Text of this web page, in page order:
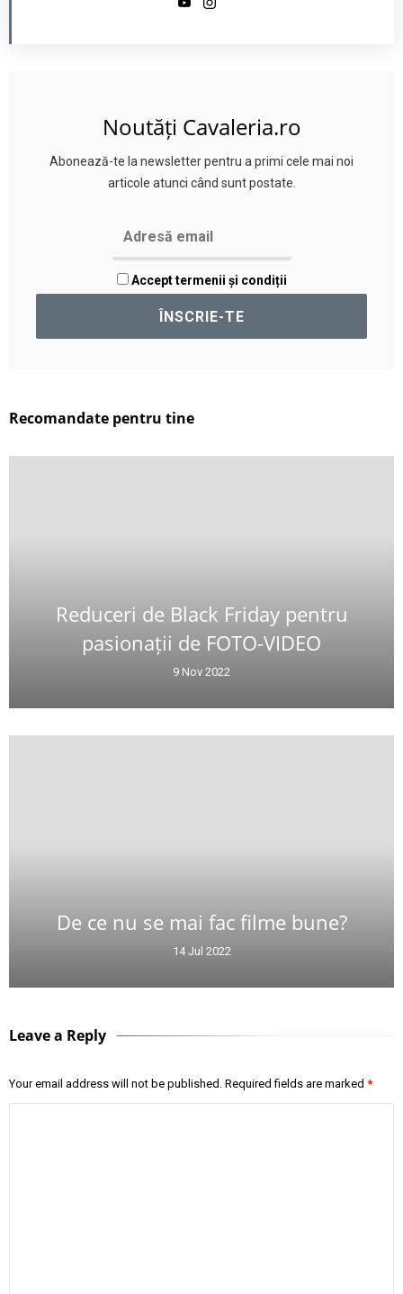
Noutăți Cavaleria.ro
Abonează-te la newsletter pentru a primi cele mai noi
articole atunci când sunt postate.
Accept termenii și condiții
Recomandate pentru tine
Reduceri de Black Friday pentru
pasionații de FOTO-VIDEO
9 Nov 2022
De ce nu se mai fac filme bune?
14 Jul 2022
Leave a Reply
Your email address will not be published. Required fields are marked *